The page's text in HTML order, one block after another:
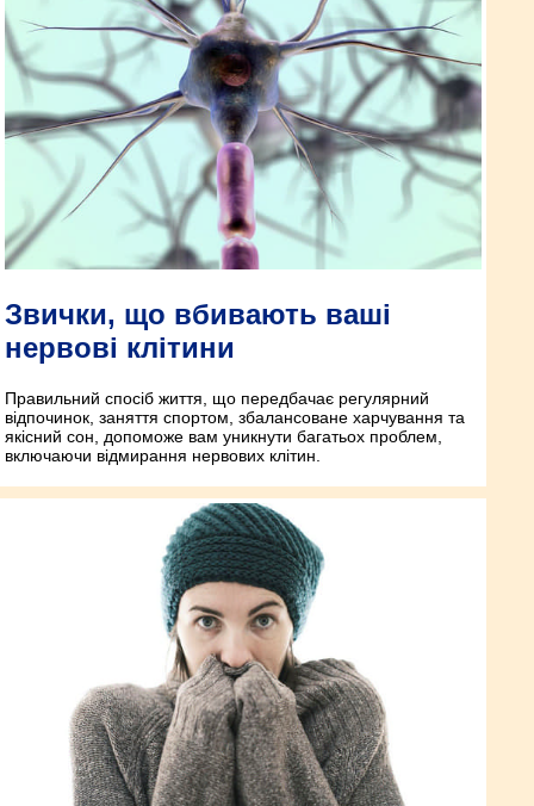
Звички, що вбивають ваші
нервові клітини
Правильний спосіб життя, що передбачає регулярний
відпочинок, заняття спортом, збалансоване харчування та
якісний сон, допоможе вам уникнути багатьох проблем,
включаючи відмирання нервових клітин.